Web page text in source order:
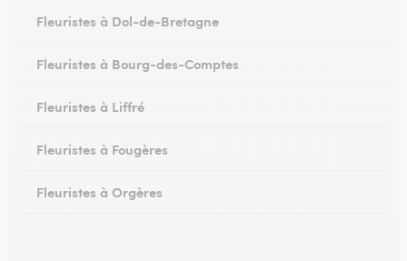
Fleuristes à Dol-de-Bretagne
Fleuristes à Bourg-des-Comptes
Fleuristes à Liffré
Fleuristes à Fougères
Fleuristes à Orgères